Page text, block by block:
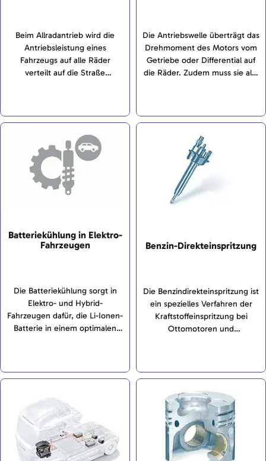
Beim Allradantrieb wird die
Antriebsleistung eines
Fahrzeugs auf alle Räder
verteilt auf die Straße
Die Antriebswelle überträgt das
Drehmoment des Motors vom
Getriebe oder Differential auf
die Räder. Zudem muss sie alle
Einfederungen und
Lenkbewegungen ausgehen.
Batteriekühlung in Elektro-
Fahrzeugen
Die Batteriekühlung sorgt in
Elektro- und Hybrid-
Fahrzeugen dafür, die Li-Ionen-
Batterie in einem optimalen
Benzin-Direkteinspritzung
Die Benzindirekteinspritzung ist
ein spezielles Verfahren der
Kraftstoffeinspritzung bei
Ottomotoren und
eingespritzt.